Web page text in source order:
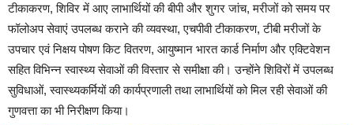
टीकाकरण, शिविर में आए लाभार्थियों की बीपी और शुगर जांच, मरीजों को समय पर
फॉलोअप सेवाएं उपलब्ध कराने की व्यवस्था, एचपीवी टीकाकरण, टीबी मरीजों के
उपचार एवं निक्षय पोषण किट वितरण, आयुष्मान भारत कार्ड निर्माण और एक्टिवेशन
सहित विभिन्न स्वास्थ्य सेवाओं की विस्तार से समीक्षा की। उन्होंने शिविरों में उपलब्ध
सुविधाओं, स्वास्थ्यकर्मियों की कार्यप्रणाली तथा लाभार्थियों को मिल रही सेवाओं की
गुणवत्ता का भी निरीक्षण किया।